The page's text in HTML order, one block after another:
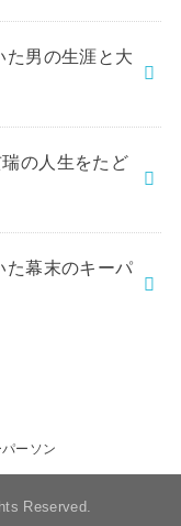
た男の生涯と大
の人生をたど
た幕末のキーパ
ーソン
Reserved.